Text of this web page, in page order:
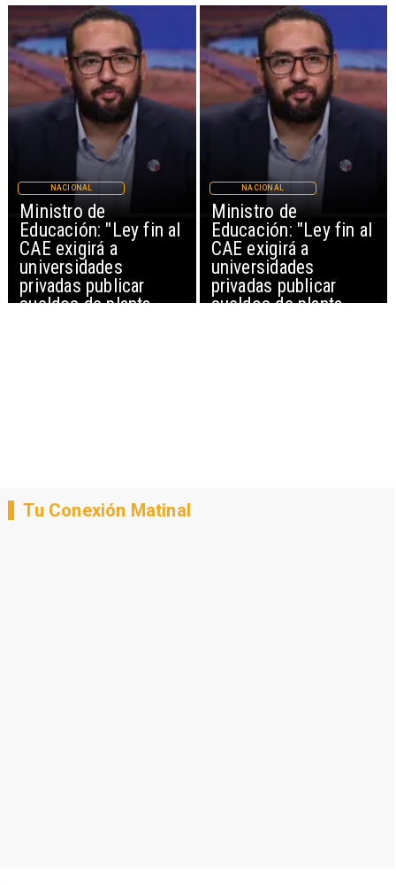
Ministro de
Educación: "Ley fin al
CAE exigirá a
universidades
privadas publicar
sueldos de planta
NACIONAL
Ministro de
Educación: "Ley fin al
CAE exigirá a
universidades
privadas publicar
sueldos de planta
NACIONAL
Tu Conexión Matinal